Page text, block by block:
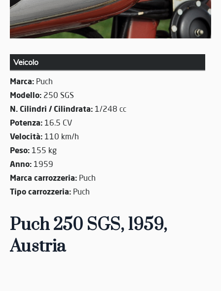
Veicolo
Marca: Puch
Modello: 250 SGS
N. Cilindri / Cilindrata: 1/248 cc
Potenza: 16.5 CV
Velocità: 110 km/h
Peso: 155 kg
Anno: 1959
Marca carrozzeria: Puch
Tipo carrozzeria: Puch
Puch 250 SGS, 1959,
Austria